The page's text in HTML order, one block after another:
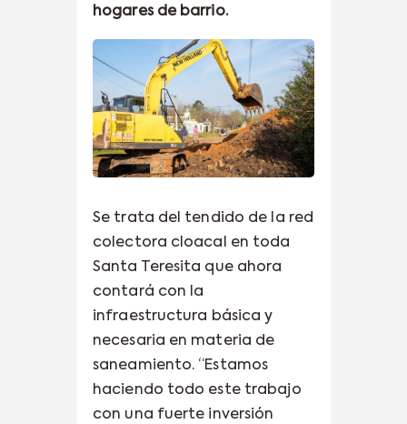
hogares de barrio.
Se trata del tendido de la red
colectora cloacal en toda
Santa Teresita que ahora
contará con la
infraestructura básica y
necesaria en materia de
saneamiento. “Estamos
haciendo todo este trabajo
con una fuerte inversión